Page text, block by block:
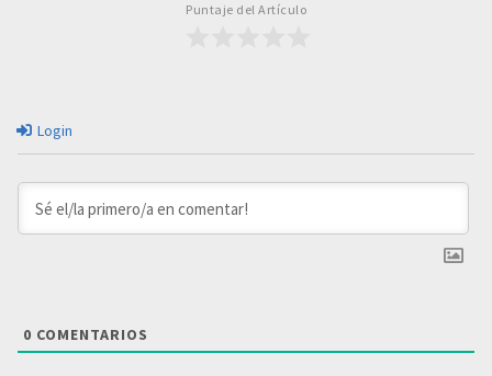
Puntaje del Artículo
Login
0 COMENTARIOS